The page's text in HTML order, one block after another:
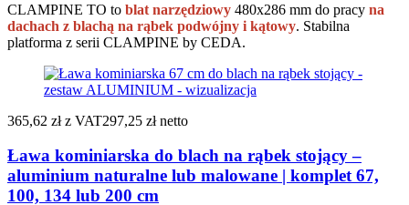
CLAMPINE TO to blat narzędziowy 480x286 mm do pracy na
dachach z blachą na rąbek podwójny i kątowy. Stabilna
platforma z serii CLAMPINE by CEDA.
365,62 zł z VAT297,25 zł netto
Ława kominiarska do blach na rąbek stojący –
aluminium naturalne lub malowane | komplet 67,
100, 134 lub 200 cm